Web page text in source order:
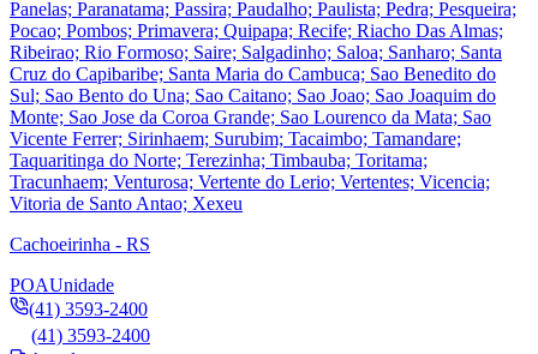
Panelas; Paranatama; Passira; Paudalho; Paulista; Pedra; Pesqueira;
Pocao; Pombos; Primavera; Quipapa; Recife; Riacho Das Almas;
Ribeirao; Rio Formoso; Saire; Salgadinho; Saloa; Sanharo; Santa
Cruz do Capibaribe; Santa Maria do Cambuca; Sao Benedito do
Sul; Sao Bento do Una; Sao Caitano; Sao Joao; Sao Joaquim do
Monte; Sao Jose da Coroa Grande; Sao Lourenco da Mata; Sao
Vicente Ferrer; Sirinhaem; Surubim; Tacaimbo; Tamandare;
Taquaritinga do Norte; Terezinha; Timbauba; Toritama;
Tracunhaem; Venturosa; Vertente do Lerio; Vertentes; Vicencia;
Vitoria de Santo Antao; Xexeu
Cachoeirinha - RS
POAUnidade
(41) 3593-2400
(41) 3593-2400